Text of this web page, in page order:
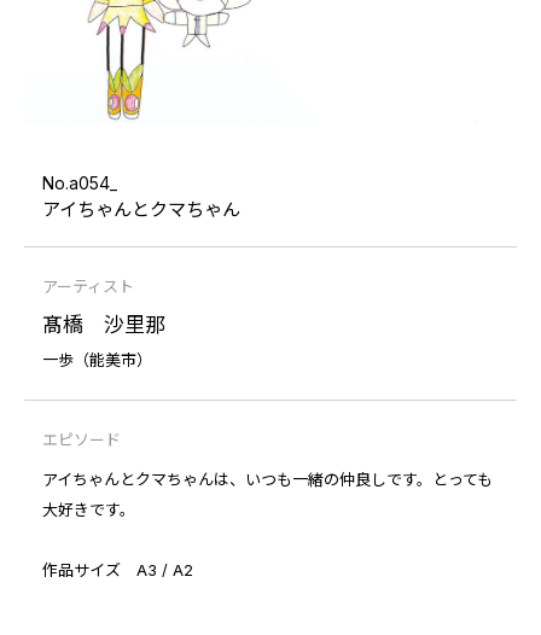
No.a054_
アイちゃんとクマちゃん
アーティスト
髙橋 沙里那
一歩（能美市）
エピソード
アイちゃんとクマちゃんは、いつも一緒の仲良しです。とっても
大好きです。
作品サイズ A3 / A2